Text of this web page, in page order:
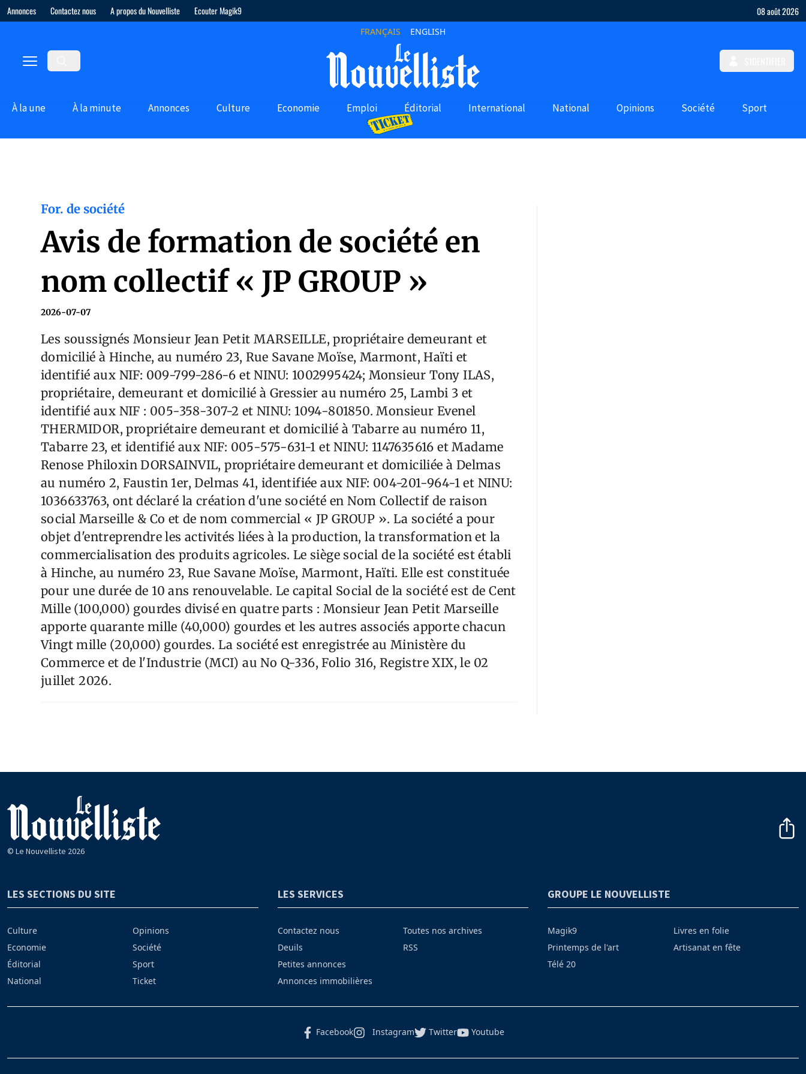
Annonces Contactez nous A propos du Nouvelliste Ecouter Magik9 08 août 2026
FRANÇAIS ENGLISH
À la une À la minute Annonces Culture Economie Emploi Éditorial International National Opinions Société Sport
For. de société
Avis de formation de société en
nom collectif « JP GROUP »
2026-07-07
Les soussignés Monsieur Jean Petit MARSEILLE, propriétaire demeurant et
domicilié à Hinche, au numéro 23, Rue Savane Moïse, Marmont, Haïti et
identifié aux NIF: 009-799-286-6 et NINU: 1002995424; Monsieur Tony ILAS,
propriétaire, demeurant et domicilié à Gressier au numéro 25, Lambi 3 et
identifié aux NIF : 005-358-307-2 et NINU: 1094-801850. Monsieur Evenel
THERMIDOR, propriétaire demeurant et domicilié à Tabarre au numéro 11,
Tabarre 23, et identifié aux NIF: 005-575-631-1 et NINU: 1147635616 et Madame
Renose Philoxin DORSAINVIL, propriétaire demeurant et domiciliée à Delmas
au numéro 2, Faustin 1er, Delmas 41, identifiée aux NIF: 004-201-964-1 et NINU:
1036633763, ont déclaré la création d'une société en Nom Collectif de raison
social Marseille & Co et de nom commercial « JP GROUP ». La société a pour
objet d'entreprendre les activités liées à la production, la transformation et la
commercialisation des produits agricoles. Le siège social de la société est établi
à Hinche, au numéro 23, Rue Savane Moïse, Marmont, Haïti. Elle est constituée
pour une durée de 10 ans renouvelable. Le capital Social de la société est de Cent
Mille (100,000) gourdes divisé en quatre parts : Monsieur Jean Petit Marseille
apporte quarante mille (40,000) gourdes et les autres associés apporte chacun
Vingt mille (20,000) gourdes. La société est enregistrée au Ministère du
Commerce et de l'Industrie (MCI) au No Q-336, Folio 316, Registre XIX, le 02
juillet 2026.
© Le Nouvelliste 2026
LES SECTIONS DU SITE
Culture
Economie
Éditorial
National
Opinions
Société
Sport
Ticket
LES SERVICES
Contactez nous
Deuils
Petites annonces
Annonces immobilières
Toutes nos archives
RSS
GROUPE LE NOUVELLISTE
Magik9
Printemps de l'art
Télé 20
Livres en folie
Artisanat en fête
Facebook Instagram Twitter Youtube